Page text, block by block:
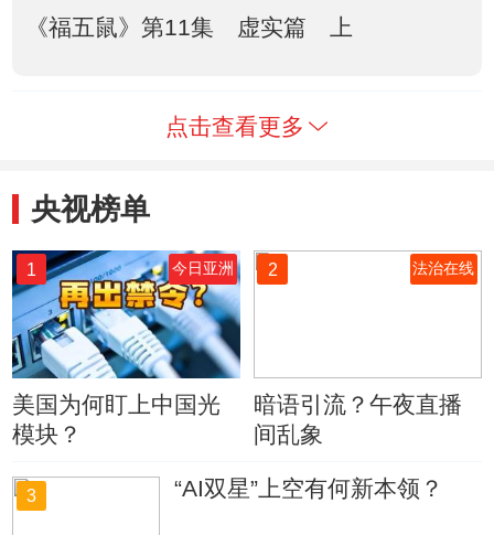
《福五鼠》第11集 虚实篇 上
点击查看更多
央视榜单
1 今日亚洲
美国为何盯上中国光
模块？
2 法治在线
暗语引流？午夜直播
间乱象
3 “AI双星”上空有何新本领？